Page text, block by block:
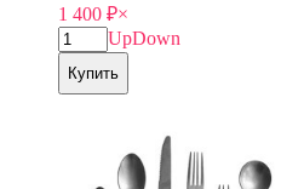
1 400 ₽×
UpDown
Купить